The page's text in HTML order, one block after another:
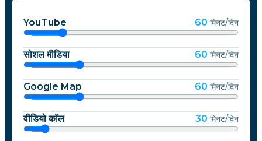
YouTube 60 मिनट/दिन
सोशल मीडिया 60 मिनट/दिन
Google Map 60 मिनट/दिन
वीडियो कॉल 30 मिनट/दिन